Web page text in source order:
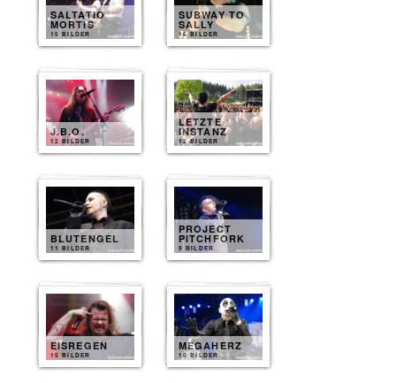
SALTATIO
MORTIS
15 BILDER
SUBWAY TO
SALLY
15 BILDER
J.B.O.
12 BILDER
LETZTE
INSTANZ
12 BILDER
BLUTENGEL
11 BILDER
PROJECT
PITCHFORK
9 BILDER
EISREGEN
10 BILDER
MEGAHERZ
10 BILDER